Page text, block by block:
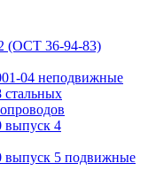
(ОСТ 36-94-83)
04 неподвижные
выпуск 4
выпуск 5 подвижные